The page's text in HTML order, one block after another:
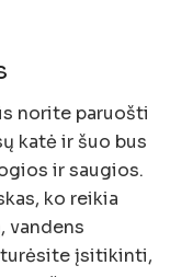
norite paruošti
katė ir šuo bus
ir saugios.
ko reikia
vandens
turėsite įsitikinti,